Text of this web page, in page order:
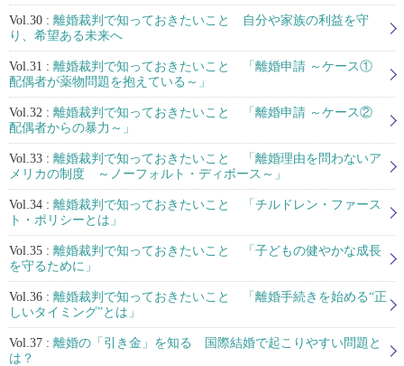
Vol.30 : 離婚裁判で知っておきたいこと 自分や家族の利益を守
り、希望ある未来へ
Vol.31 : 離婚裁判で知っておきたいこと 「離婚申請 ～ケース①
配偶者が薬物問題を抱えている～」
Vol.32 : 離婚裁判で知っておきたいこと 「離婚申請 ～ケース②
配偶者からの暴力～」
Vol.33 : 離婚裁判で知っておきたいこと 「離婚理由を問わないア
メリカの制度 ～ノーフォルト・ディボース～」
Vol.34 : 離婚裁判で知っておきたいこと 「チルドレン・ファース
ト・ポリシーとは」
Vol.35 : 離婚裁判で知っておきたいこと 「子どもの健やかな成長
を守るために」
Vol.36 : 離婚裁判で知っておきたいこと 「離婚手続きを始める“正
しいタイミング”とは」
Vol.37 : 離婚の「引き金」を知る 国際結婚で起こりやすい問題と
は？